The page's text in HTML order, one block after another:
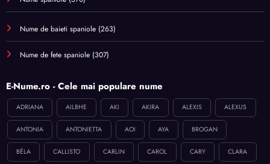
Nume de baieti spaniole (263)
Nume de fete spaniole (307)
E-Nume.ro - Cele mai populare nume
ADRIANA AILBHE AKI AKIRA ALEXIS ALEXUS
ANTONIA ANTONIETTA AOI AYA BROGAN
BÉLA CALLISTO CARLIN CAROL CARY CLARA